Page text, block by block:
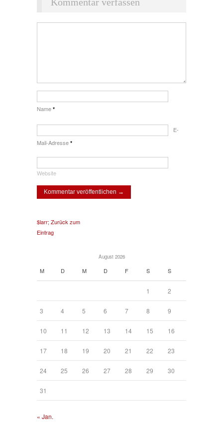
Name *
E-
Mail-Adresse *
Website
$larr; Zurück zum
Eintrag
August 2026
M D M D F S S
1 2
3 4 5 6 7 8 9
10 11 12 13 14 15 16
17 18 19 20 21 22 23
24 25 26 27 28 29 30
31
« Jan.